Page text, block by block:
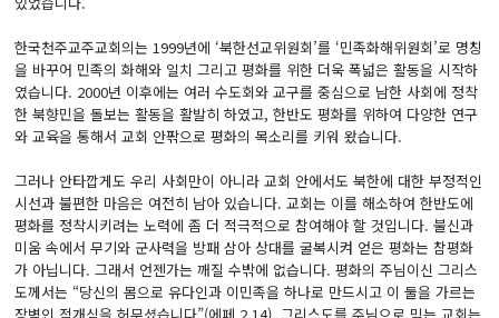
한국천주교주교회의는 1999년에 ‘북한선교위원회’를 ‘민족화해위원회’로 명칭
을 바꾸어 민족의 화해와 일치 그리고 평화를 위한 더욱 폭넓은 활동을 시작하
였습니다. 2000년 이후에는 여러 수도회와 교구를 중심으로 남한 사회에 정착
한 북향민을 돌보는 활동을 활발히 하였고, 한반도 평화를 위하여 다양한 연구
와 교육을 통해서 교회 안팎으로 평화의 목소리를 키워 왔습니다.
그러나 안타깝게도 우리 사회만이 아니라 교회 안에서도 북한에 대한 부정적인
시선과 불편한 마음은 여전히 남아 있습니다. 교회는 이를 해소하여 한반도에
평화를 정착시키려는 노력에 좀 더 적극적으로 참여해야 할 것입니다. 불신과
미움 속에서 무기와 군사력을 방패 삼아 상대를 굴복시켜 얻은 평화는 참평화
가 아닙니다. 그래서 언젠가는 깨질 수밖에 없습니다. 평화의 주님이신 그리스
도께서는 “당신의 몸으로 유다인과 이민족을 하나로 만드시고 이 둘을 가르는